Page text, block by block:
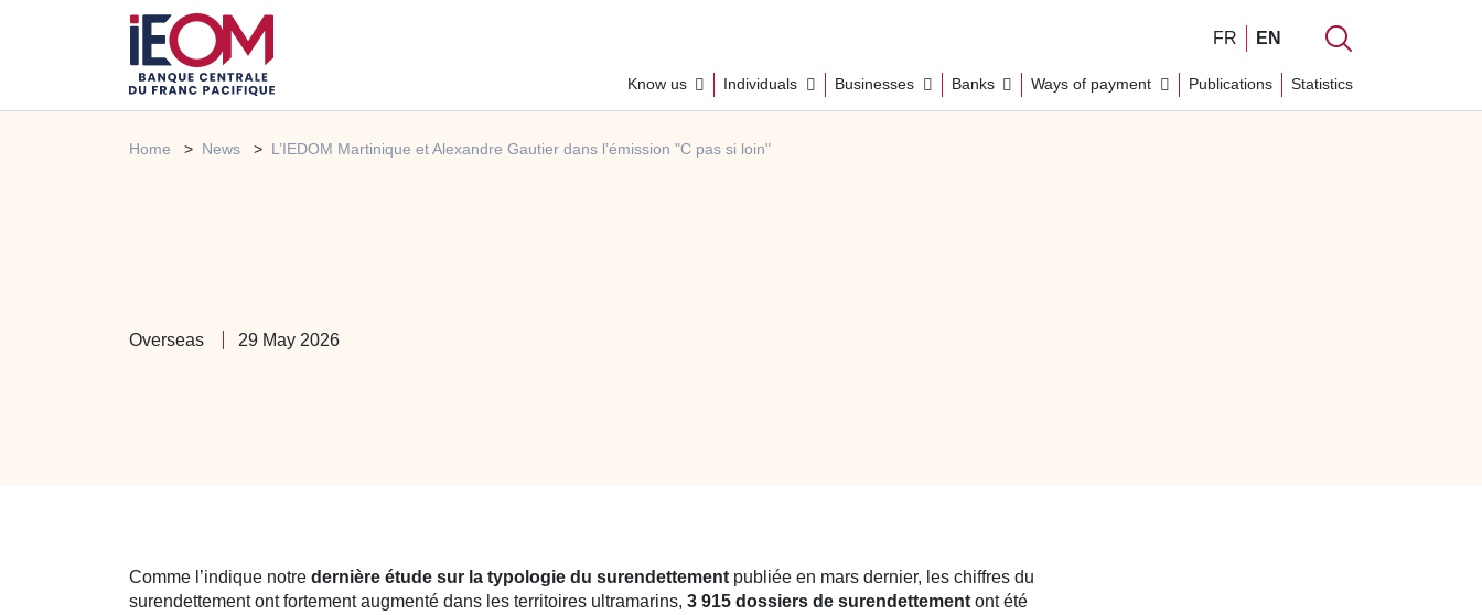
FR EN
Know us Individuals Businesses Banks Ways of payment Publications Statistics
Home News L’IEDOM Martinique et Alexandre Gautier dans l’émission "C pas si loin"
Overseas 29 May 2026
Comme l’indique notre dernière étude sur la typologie du surendettement publiée en mars dernier, les chiffres du
surendettement ont fortement augmenté dans les territoires ultramarins, 3 915 dossiers de surendettement ont été